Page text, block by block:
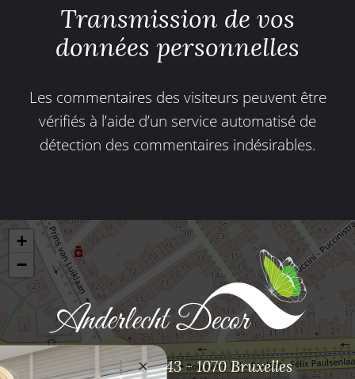
Transmission de vos
données personnelles
Les commentaires des visiteurs peuvent être
vérifiés à l’aide d’un service automatisé de
détection des commentaires indésirables.
+
−
Bd. Prince de Liege, 43 - 1070 Bruxelles
×